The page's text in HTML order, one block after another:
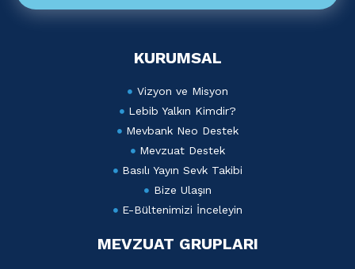
KURUMSAL
Vizyon ve Misyon
Lebib Yalkın Kimdir?
Mevbank Neo Destek
Mevzuat Destek
Basılı Yayın Sevk Takibi
Bize Ulaşın
E-Bültenimizi İnceleyin
MEVZUAT GRUPLARI